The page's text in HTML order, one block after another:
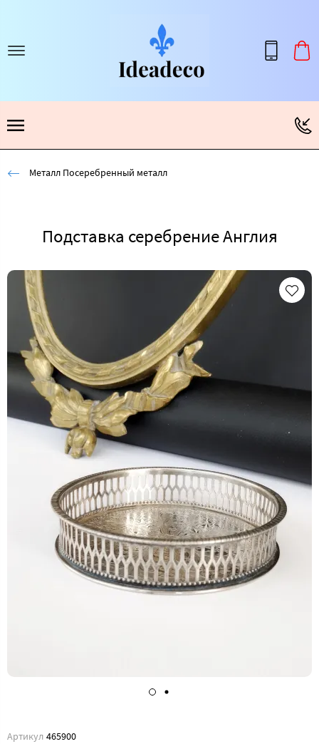
Металл Посеребренный металл
Подставка серебрение Англия
Артикул 465900